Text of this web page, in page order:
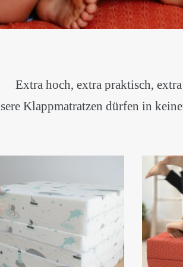
Extra hoch, extra praktisch,
Klappmatratzen dürfen in